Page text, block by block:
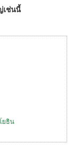
เช่นนี้
ยธิน